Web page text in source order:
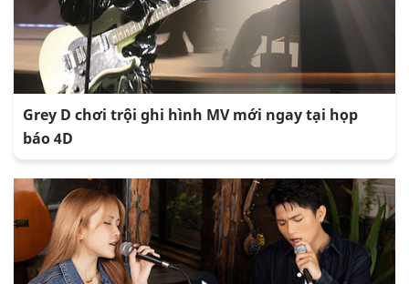
Grey D chơi trội ghi hình MV mới ngay tại họp
báo 4D